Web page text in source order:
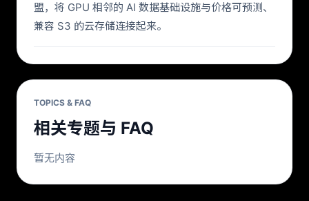
盟，将 GPU 相邻的 AI 数据基础设施与价格可预测、
兼容 S3 的云存储连接起来。
TOPICS & FAQ
相关专题与 FAQ
暂无内容